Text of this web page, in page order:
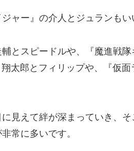
ャー』の介人とジュランもい
とスピードルや、『魔進戦
太郎とフィリップや、『仮
見えて絆が深まっていき、
常に多いです。